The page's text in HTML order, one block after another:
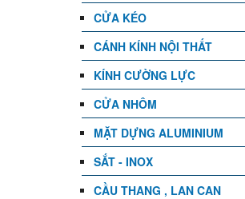
CỬA KÉO
CÁNH KÍNH NỘI THẤT
KÍNH CƯỜNG LỰC
CỬA NHÔM
MẶT DỰNG ALUMINIUM
SẮT - INOX
CẦU THANG , LAN CAN